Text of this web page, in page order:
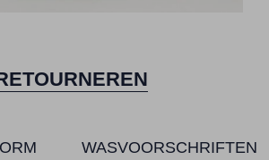
WASVOORSCHRIFTEN